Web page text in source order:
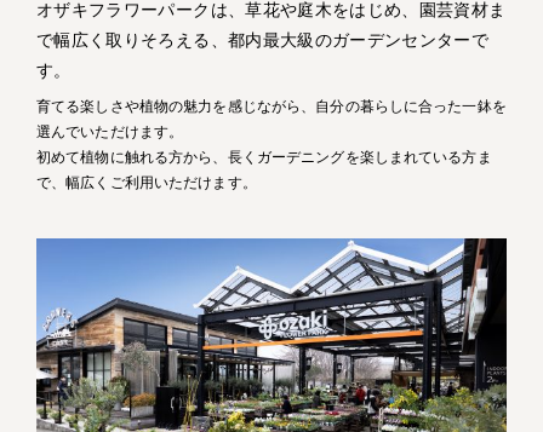
オザキフラワーパークは、草花や庭木をはじめ、園芸資材ま
で幅広く取りそろえる、都内最大級のガーデンセンターで
す。
育てる楽しさや植物の魅力を感じながら、自分の暮らしに合った一鉢を
選んでいただけます。
初めて植物に触れる方から、長くガーデニングを楽しまれている方ま
で、幅広くご利用いただけます。